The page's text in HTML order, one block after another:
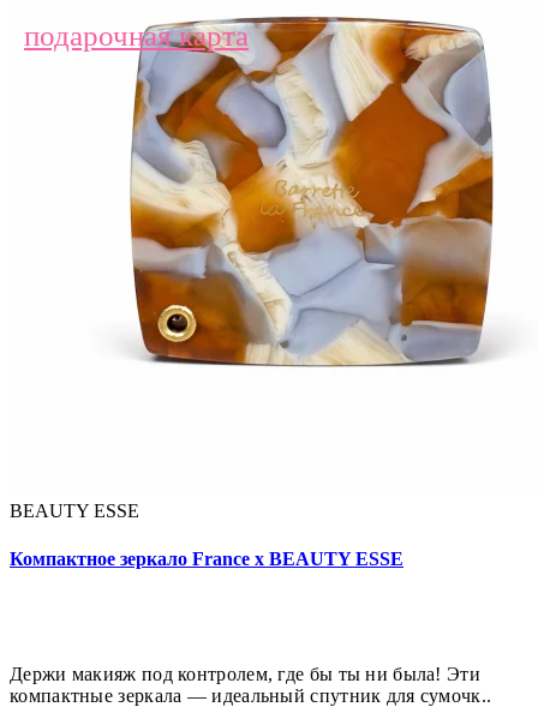
подарочная карта
BEAUTY ESSE
Компактное зеркало France x BEAUTY ESSE
Держи макияж под контролем, где бы ты ни была! Эти
компактные зеркала — идеальный спутник для сумочк..